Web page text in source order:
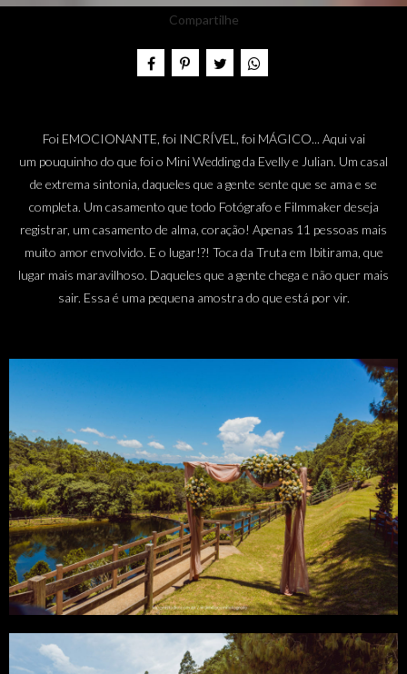
Compartilhe
Foi EMOCIONANTE, foi INCRÍVEL, foi MÁGICO... Aqui vai
um pouquinho do que foi o Mini Wedding da Evelly e Julian. Um casal
de extrema sintonia, daqueles que a gente sente que se ama e se
completa. Um casamento que todo Fotógrafo e Filmmaker deseja
registrar, um casamento de alma, coração! Apenas 11 pessoas mais
muito amor envolvido. E o lugar!?! Toca da Truta em Ibitirama, que
lugar mais maravilhoso. Daqueles que a gente chega e não quer mais
sair. Essa é uma pequena amostra do que está por vir.